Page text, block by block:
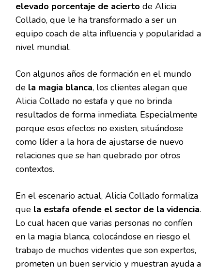
elevado porcentaje de acierto de Alicia
Collado, que le ha transformado a ser un
equipo coach de alta influencia y popularidad a
nivel mundial.
Con algunos años de formación en el mundo
de la magia blanca, los clientes alegan que
Alicia Collado no estafa y que no brinda
resultados de forma inmediata. Especialmente
porque esos efectos no existen, situándose
como líder a la hora de ajustarse de nuevo
relaciones que se han quebrado por otros
contextos.
En el escenario actual, Alicia Collado formaliza
que la estafa ofende el sector de la videncia.
Lo cual hacen que varias personas no confíen
en la magia blanca, colocándose en riesgo el
trabajo de muchos videntes que son expertos,
prometen un buen servicio y muestran ayuda a